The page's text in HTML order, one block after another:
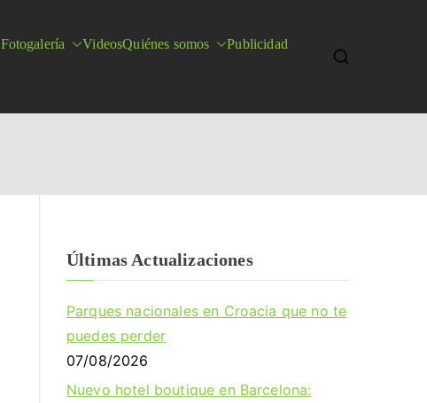
Fotogalería VideosQuiénes somos
Publicidad
Últimas Actualizaciones
Parques nacionales en Croacia que no te
puedes perder
07/08/2026
Nuevo hotel boutique en Barcelona: